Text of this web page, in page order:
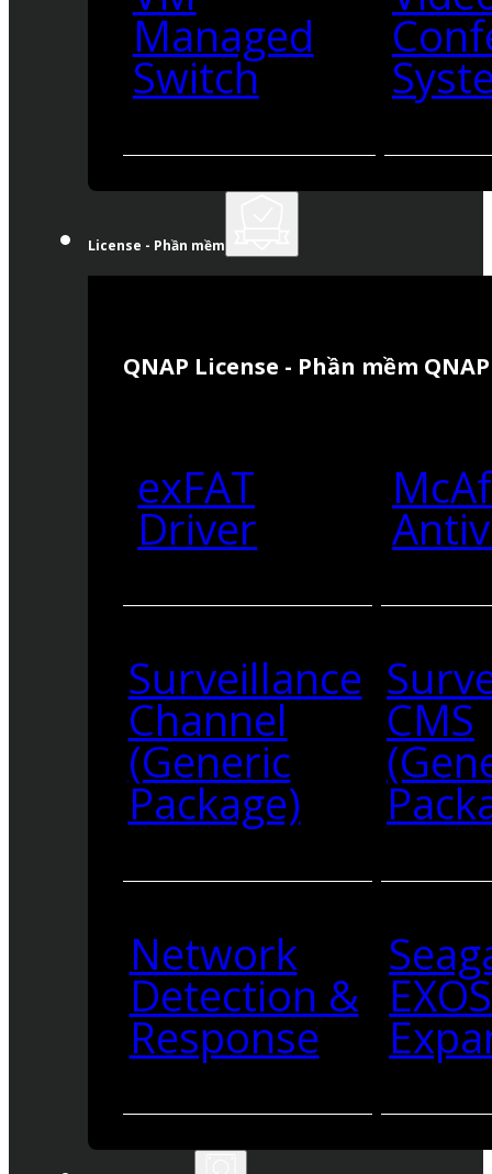
Managed
Switch
License - Phần mềm
QNAP License - Phần mềm QNAP
exFAT
Driver
Surveillance
Channel
(Generic
Package)
CMS
Network
Detection &
Response
EXOS